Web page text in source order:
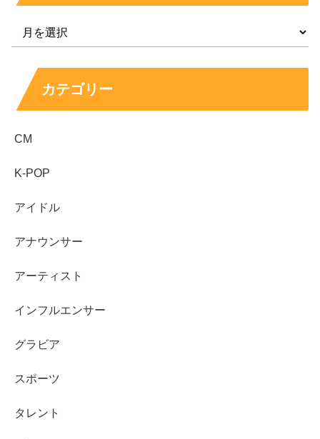
なんと！
水着画像がある
あるため、残念ながらここでは掲載できませんので、
きますね！
カテゴリー
CM
K-POP
アイドル
アナウンサー
アーティスト
インフルエンサー
グラビア
スポーツ
タレント